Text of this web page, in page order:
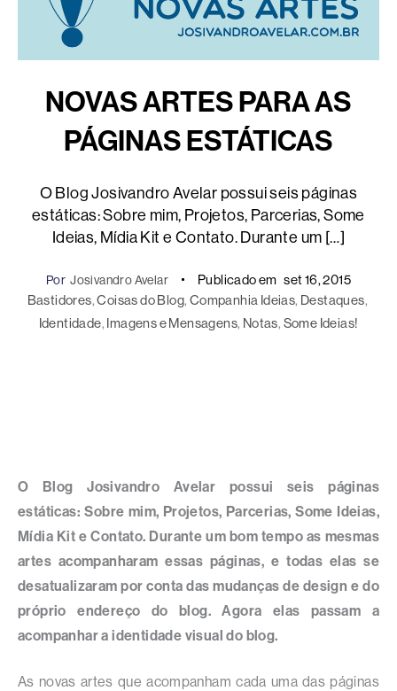
NOVAS ARTES PARA AS
PÁGINAS ESTÁTICAS
O Blog Josivandro Avelar possui seis páginas
estáticas: Sobre mim, Projetos, Parcerias, Some
Ideias, Mídia Kit e Contato. Durante um […]
Por Josivandro Avelar Publicado em set 16, 2015
Bastidores, Coisas do Blog, Companhia Ideias, Destaques
Identidade, Imagens e Mensagens, Notas, Some Ideias!
O Blog Josivandro Avelar possui seis páginas
estáticas: Sobre mim, Projetos, Parcerias, Some Ideias,
Mídia Kit e Contato. Durante um bom tempo as mesmas
artes acompanharam essas páginas, e todas elas se
desatualizaram por conta das mudanças de design e do
próprio endereço do blog. Agora elas passam a
acompanhar a identidade visual do blog.
As novas artes que acompanham cada uma das páginas